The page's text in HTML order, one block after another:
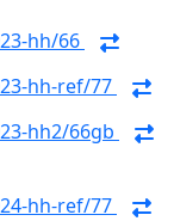
hh/66
hh-ref/77
hh2/66gb
hh-ref/77